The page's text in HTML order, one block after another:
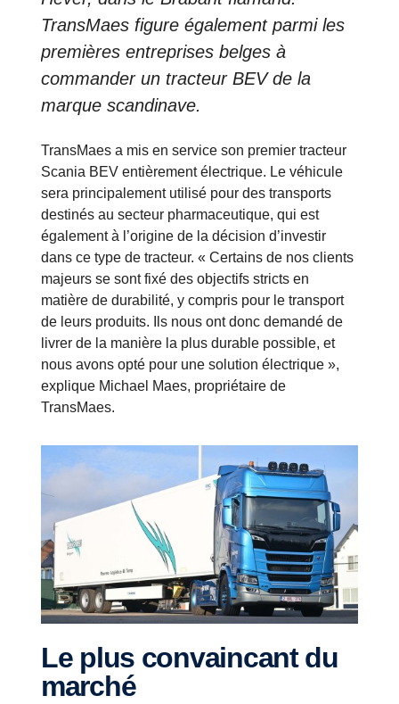
TransMaes figure également parmi les
premières entreprises belges à
commander un tracteur BEV de la
marque scandinave.
TransMaes a mis en service son premier tracteur
Scania BEV entièrement électrique. Le véhicule
sera principalement utilisé pour des transports
destinés au secteur pharmaceutique, qui est
également à l’origine de la décision d’investir
dans ce type de tracteur. « Certains de nos clients
majeurs se sont fixé des objectifs stricts en
matière de durabilité, y compris pour le transport
de leurs produits. Ils nous ont donc demandé de
livrer de la manière la plus durable possible, et
nous avons opté pour une solution électrique »,
explique Michael Maes, propriétaire de
TransMaes.
Le plus convaincant du
marché